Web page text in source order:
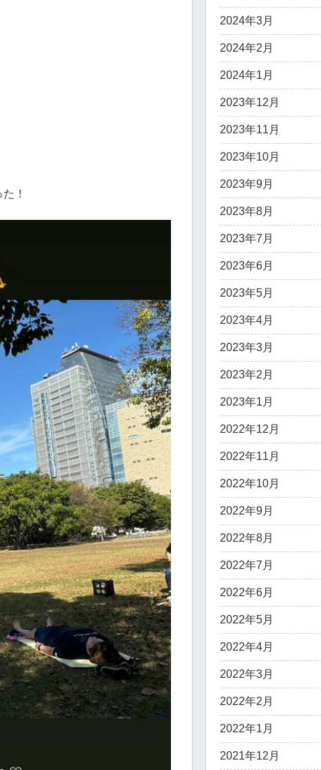
！
2024年3月
2024年2月
2024年1月
2023年12月
2023年11月
2023年10月
2023年9月
2023年8月
2023年7月
2023年6月
2023年5月
2023年4月
2023年3月
2023年2月
2023年1月
2022年12月
2022年11月
2022年10月
2022年9月
2022年8月
2022年7月
2022年6月
2022年5月
2022年4月
2022年3月
2022年2月
2022年1月
2021年12月